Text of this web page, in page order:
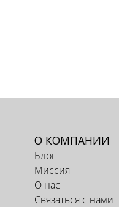
О КОМПАНИИ
Блог
Миссия
О нас
Связаться с нами